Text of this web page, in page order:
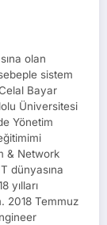
olan
sistem
Bayar
Üniversitesi
Yönetim
& Network
dünyasına
yılları
2018 Temmuz